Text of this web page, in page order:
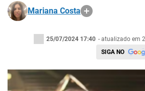
Mariana Costa
25/07/2024 17:40 - atualizado em
SIGA NO